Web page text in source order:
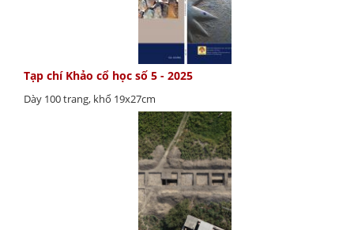
Tạp chí Khảo cổ học số 5 - 2025
Dày 100 trang, khổ 19x27cm